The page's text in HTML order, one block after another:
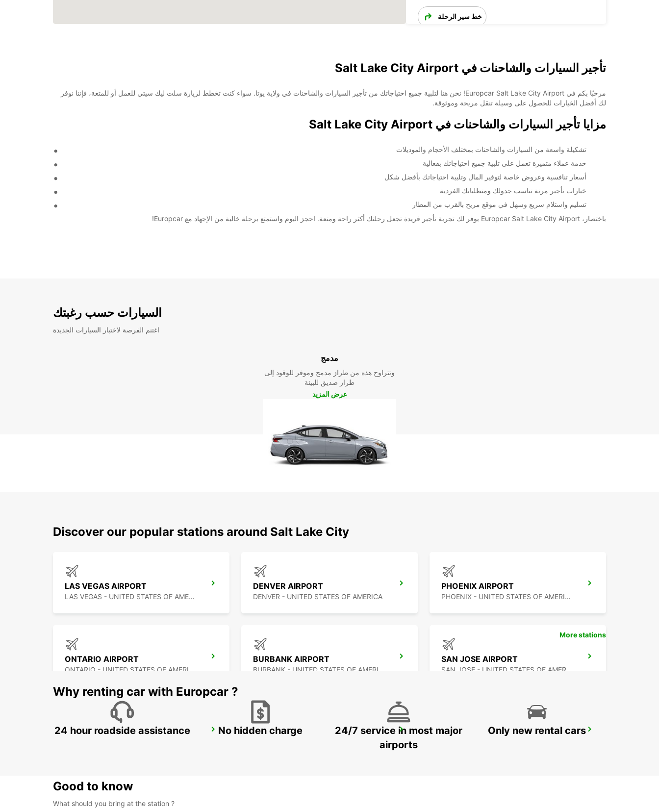
خط سير الرحلة
تأجير السيارات والشاحنات في Salt Lake City Airport
مرحبًا بكم في Europcar Salt Lake City Airport! نحن هنا لتلبية جميع احتياجاتك من تأجير السيارات والشاحنات في ولاية يوتا. سواء كنت تخطط لزيارة سلت ليك سيتي للعمل أو للمتعة، فإننا نوفر
لك أفضل الخيارات للحصول على وسيلة تنقل مريحة وموثوقة.
مزايا تأجير السيارات والشاحنات في Salt Lake City Airport
تشكيلة واسعة من السيارات والشاحنات بمختلف الأحجام والموديلات
خدمة عملاء متميزة تعمل على تلبية جميع احتياجاتك بفعالية
أسعار تنافسية وعروض خاصة لتوفير المال وتلبية احتياجاتك بأفضل شكل
خيارات تأجير مرنة تناسب جدولك ومتطلباتك الفردية
تسليم واستلام سريع وسهل في موقع مريح بالقرب من المطار
باختصار، Europcar Salt Lake City Airport يوفر لك تجربة تأجير فريدة تجعل رحلتك أكثر راحة ومتعة. احجز اليوم واستمتع برحلة خالية من الإجهاد مع Europcar!
السيارات حسب رغبتك
اغتنم الفرصة لاختبار السيارات الجديدة
مدمج
وتتراوح هذه من طراز مدمج وموفر للوقود إلى
طراز صديق للبيئة
عرض المزيد
Discover our popular stations around Salt Lake City
LAS VEGAS AIRPORT
LAS VEGAS - UNITED STATES OF AMERICA
DENVER AIRPORT
DENVER - UNITED STATES OF AMERICA
PHOENIX AIRPORT
PHOENIX - UNITED STATES OF AMERICA
ONTARIO AIRPORT BURBANK AIRPORT SAN JOSE AIRPORT
LOS ANGELES AIRPORT MEXICALI AIRPORT MEXICALI DOWNTOWN
More stations
Why renting car with Europcar ?
24 hour roadside assistance No hidden charge
24/7 service in most major
airports
Only new rental cars
Good to know
What should you bring at the station ?